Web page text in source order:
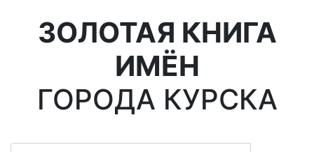
ЗОЛОТАЯ КНИГА
ИМЁН
ГОРОДА КУРСКА